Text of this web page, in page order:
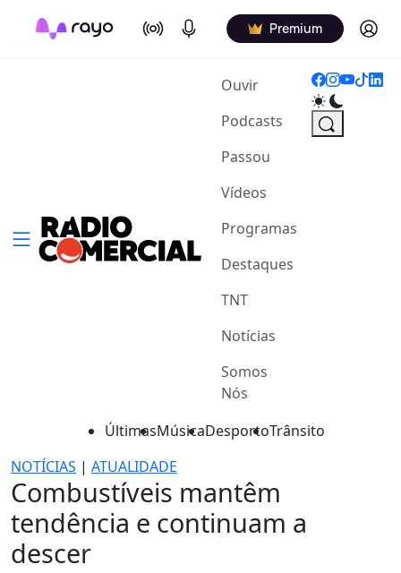
On Air Podcasts Premium Log in
Ouvir(current)
Podcasts
Passou
Vídeos
Programas
Destaques
TNT
Notícias
Somos
Nós
ÚltimasMúsicaDesportoTrânsito
NOTÍCIAS | ATUALIDADE
Combustíveis mantêm
tendência e continuam a
descer